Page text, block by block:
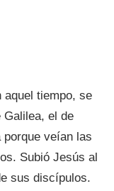
aquel tiempo, se
Galilea, el de
veían las
Subió Jesús al
sus discípulos.